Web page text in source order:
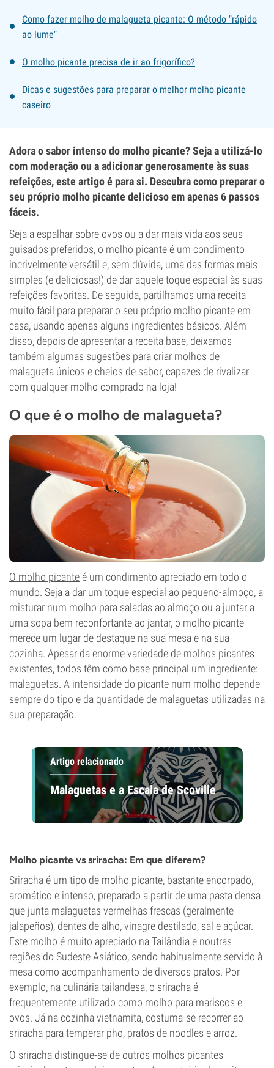
Como fazer molho de malagueta picante: O método "rápido
ao lume"
O molho picante precisa de ir ao frigorífico?
Dicas e sugestões para preparar o melhor molho picante
caseiro
Adora o sabor intenso do molho picante? Seja a utilizá-lo
com moderação ou a adicionar generosamente às suas
refeições, este artigo é para si. Descubra como preparar o
seu próprio molho picante delicioso em apenas 6 passos
fáceis.
Seja a espalhar sobre ovos ou a dar mais vida aos seus
guisados preferidos, o molho picante é um condimento
incrivelmente versátil e, sem dúvida, uma das formas mais
simples (e deliciosas!) de dar aquele toque especial às suas
refeições favoritas. De seguida, partilhamos uma receita
muito fácil para preparar o seu próprio molho picante em
casa, usando apenas alguns ingredientes básicos. Além
disso, depois de apresentar a receita base, deixamos
também algumas sugestões para criar molhos de
malagueta únicos e cheios de sabor, capazes de rivalizar
com qualquer molho comprado na loja!
O que é o molho de malagueta?
O molho picanteé um condimento apreciado em todo o
mundo. Seja a dar um toque especial ao pequeno-almoço, a
misturar num molho para saladas ao almoço ou a juntar a
uma sopa bem reconfortante ao jantar, o molho picante
merece um lugar de destaque na sua mesa e na sua
cozinha. Apesar da enorme variedade de molhos picantes
existentes, todos têm como base principal um ingrediente:
malaguetas. A intensidade do picante num molho depende
sempre do tipo e da quantidade de malaguetas utilizadas na
sua preparação.
Artigo relacionado
Malaguetas e a Escala de Scoville
Molho picante vs sriracha: Em que diferem?
Srirachaé um tipo de molho picante, bastante encorpado,
aromático e intenso, preparado a partir de uma pasta densa
que junta malaguetas vermelhas frescas (geralmente
jalapeños), dentes de alho, vinagre destilado, sal e açúcar.
Este molho é muito apreciado na Tailândia e noutras
regiões do Sudeste Asiático, sendo habitualmente servido à
mesa como acompanhamento de diversos pratos. Por
exemplo, na culinária tailandesa, o sriracha é
frequentemente utilizado como molho para mariscos e
ovos. Já na cozinha vietnamita, costuma-se recorrer ao
sriracha para temperar pho, pratos de noodles e arroz.
O sriracha distingue-se de outros molhos picantes